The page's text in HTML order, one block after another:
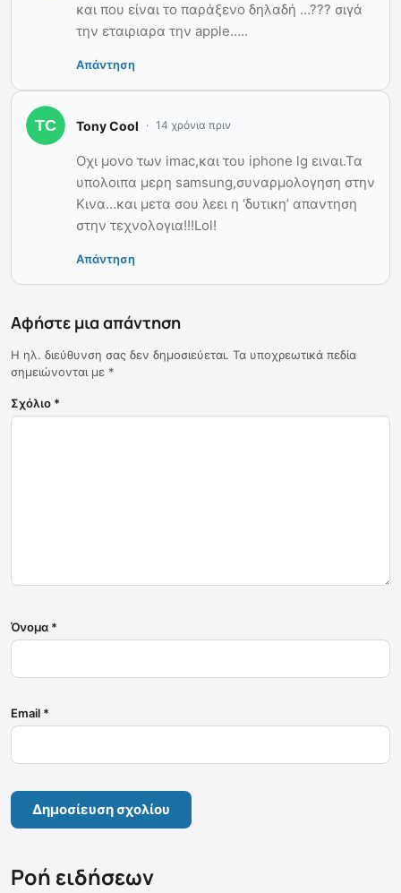
και που είναι το παράξενο δηλαδή …??? σιγά
την εταιριαρα την apple…..
Απάντηση
Tony Cool 14 χρόνια πριν
Οχι μονο των imac,και του iphone lg ειναι.Τα
υπολοιπα μερη samsung,συναρμολογηση στην
Κινα…και μετα σου λεει η ‘δυτικη’ απαντηση
στην τεχνολογια!!!Lol!
Απάντηση
Αφήστε μια απάντηση
Η ηλ. διεύθυνση σας δεν δημοσιεύεται. Τα υποχρεωτικά πεδία
σημειώνονται με *
Σχόλιο *
Όνομα *
Email *
Ροή ειδήσεων